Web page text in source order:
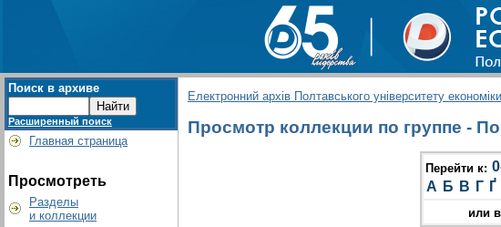
Поиск в архиве
Расширенный поиск
Главная страница
Просмотреть
Разделы
и коллекции
Електронний архів Полтавського університету економіки
Просмотр коллекции по группе -
Перейти к:
А Б В Г Ґ
или